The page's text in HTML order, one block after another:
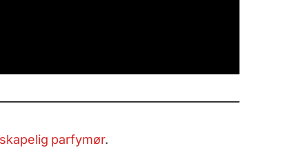
parfymør.